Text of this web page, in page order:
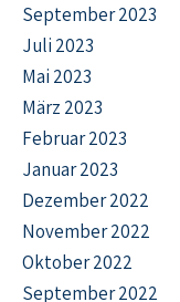
September 2023
Juli 2023
Mai 2023
März 2023
Februar 2023
Januar 2023
Dezember 2022
November 2022
Oktober 2022
September 2022